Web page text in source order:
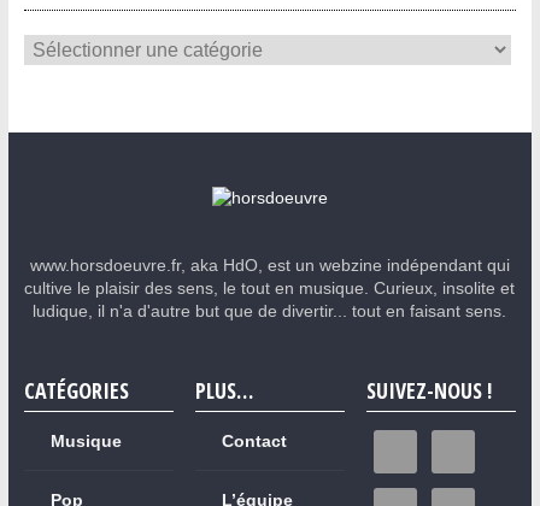
www.horsdoeuvre.fr, aka HdO, est un webzine indépendant qui
cultive le plaisir des sens, le tout en musique. Curieux, insolite et
ludique, il n'a d'autre but que de divertir... tout en faisant sens.
CATÉGORIES
Musique
Pop
PLUS…
Contact
L’équipe
SUIVEZ-NOUS !